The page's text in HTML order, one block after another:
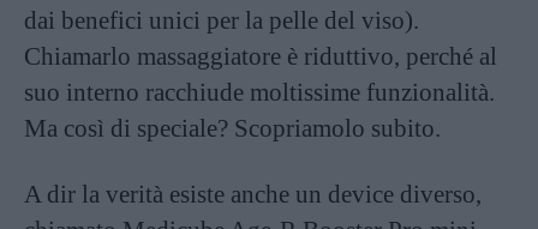
dai benefici unici per la pelle del viso).
Chiamarlo massaggiatore è riduttivo, perché al
suo interno racchiude moltissime funzionalità.
Ma così di speciale? Scopriamolo subito.
A dir la verità esiste anche un device diverso,